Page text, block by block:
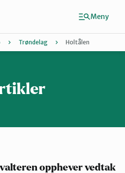
Trøndelag Holtålen
opphever vedtak